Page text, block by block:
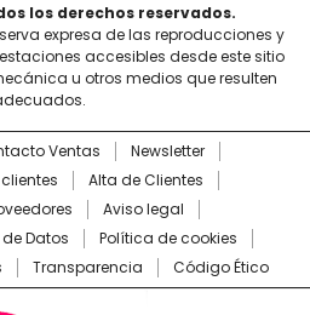
los derechos reservados.
expresa de las reproducciones y
accesibles desde este sitio
u otros medios que resulten
Ventas
Newsletter
Alta de Clientes
Aviso legal
Datos
Política de cookies
Transparencia Código Ético